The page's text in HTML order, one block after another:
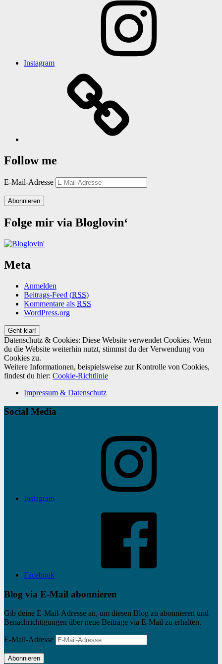
Instagram
Follow me
E-Mail-Adresse
Abonnieren
Folge mir via Bloglovin‘
Meta
Anmelden
Beitrags-Feed (RSS)
Kommentare als RSS
WordPress.org
Datenschutz & Cookies: Diese Website verwendet Cookies. Wenn
du die Website weiterhin nutzt, stimmst du der Verwendung von
Cookies zu.
Weitere Informationen, beispielsweise zur Kontrolle von Cookies,
findest du hier: Cookie-Richtlinie
Impressum & Datenschutz
Social Media
Instagram
Facebook
Blog via E-Mail abonnieren
Gib deine E-Mail-Adresse an, um diesen Blog zu abonnieren und
Benachrichtigungen über neue Beiträge via E-Mail zu erhalten.
E-Mail-Adresse
Abonnieren